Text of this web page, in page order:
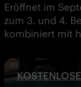
Eröffnet im
zum 3. und 4.
kombiniert mit